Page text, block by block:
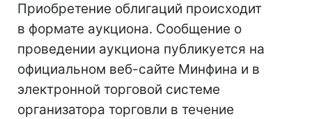
Приобретение облигаций происходит
в формате аукциона. Сообщение о
проведении аукциона публикуется на
официальном веб-сайте Минфина и в
электронной торговой системе
организатора торговли в течение